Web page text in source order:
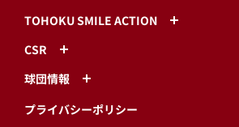
TOHOKU SMILE ACTION
CSR
球団情報
プライバシーポリシー